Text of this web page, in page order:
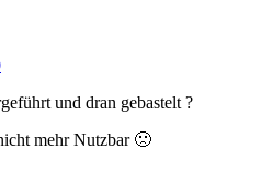
und dran gebastelt ?
mehr Nutzbar 🙁